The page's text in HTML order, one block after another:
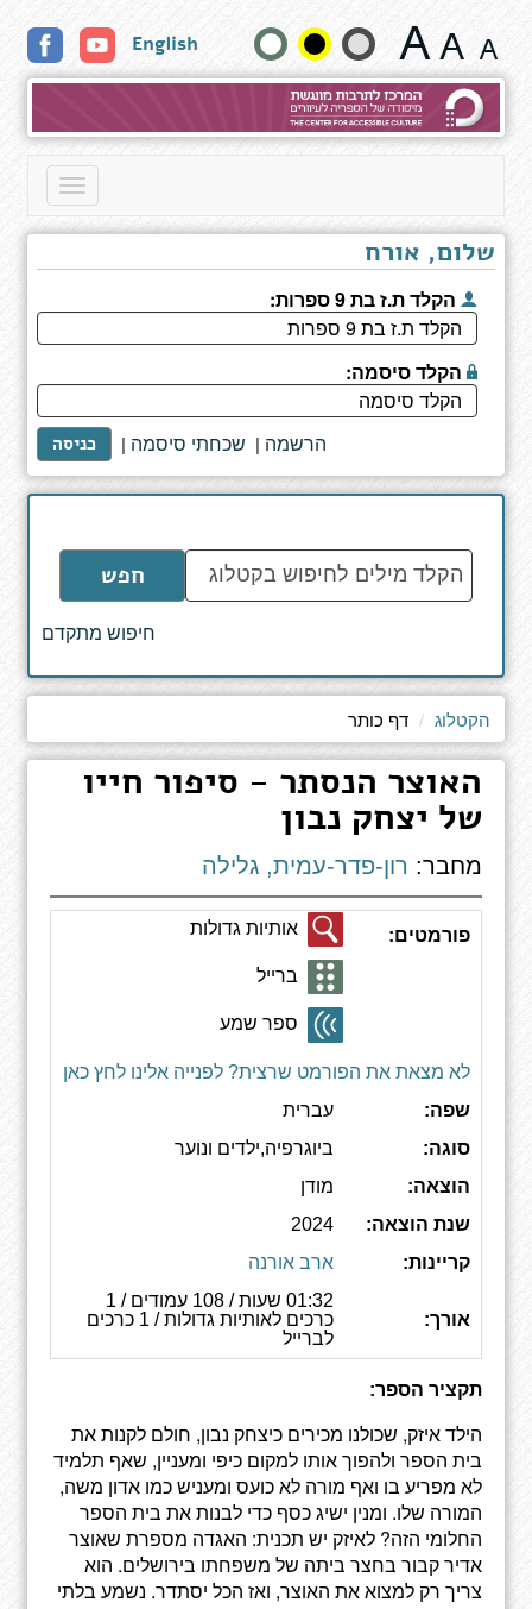
הנסתר
-
סיפור
חייו
של
שנה
גודל
טקסט
English
Toggle
שלום, אורח
הקלד ת.ז בת 9 ספרות:
הקלד סיסמה:
כניסה | שכחתי סיסמה | הרשמה
הקלד
מילים
לחיפוש
חפש
חיפוש מתקדם
הקטלוג דף כותר
האוצר הנסתר - סיפור חייו
של יצחק נבון
מחבר: רון-פדר-עמית, גלילה
פורמטים: אותיות גדולות
ברייל
ספר שמע
לא מצאת את הפורמט שרצית? לפנייה אלינו לחץ כאן
שפה:
עברית
סוגה:
ביוגרפיה,ילדים ונוער
הוצאה:
מודן
שנת הוצאה:
2024
קריינות:
ארב אורנה
אורך:
01:32 שעות / 108 עמודים / 1
כרכים לאותיות גדולות / 1 כרכים
לברייל
תקציר הספר:
הילד איזק, שכולנו מכירים כיצחק נבון, חולם לקנות את
בית הספר ולהפוך אותו למקום כיפי ומעניין, שאף תלמיד
לא מפריע בו ואף מורה לא כועס ומעניש כמו אדון משה,
המורה שלו. ומנין ישיג כסף כדי לבנות את בית הספר
החלומי הזה? לאיזק יש תכנית: האגדה מספרת שאוצר
אדיר קבור בחצר ביתה של משפחתו בירושלים. הוא
צריך רק למצוא את האוצר, ואז הכל יסתדר. נשמע בלתי